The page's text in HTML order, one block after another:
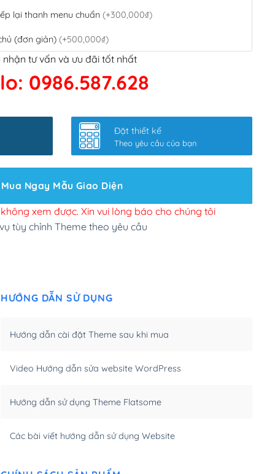
lại thanh menu chuẩn (+300,000₫)
(đơn giản) (+500,000₫)
Code ngân hàng(+100,000₫)
kết google, cập nhật sitemap(+50,000₫)
slider chính (+200,000₫)
site Wordpress(+100,000₫)
đăng web(+300,000₫)
tuỳ chọn
(+450,000₫)
(+950,000₫)
tư vấn và ưu đãi tốt nhất
0986.587.628
Đặt thiết kế
Theo yêu cầu của bạn
Mua Ngay Mẫu Giao Diện
xem được. Xin vui lòng báo cho chúng tôi
tùy chỉnh Theme theo yêu cầu
HƯỚNG DẪN SỬ DỤNG
Hướng dẫn cài đặt Theme sau khi mua
Video Hướng dẫn sửa website WordPress
Hướng dẫn sử dụng Theme Flatsome
Các bài viết hướng dẫn sử dụng Website